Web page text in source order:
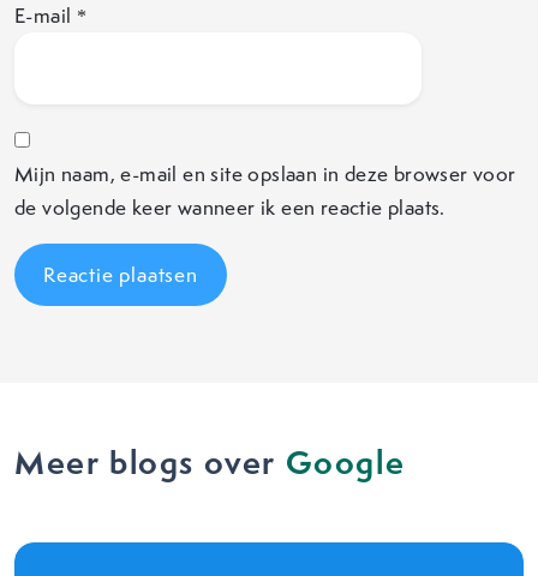
E-mail *
Mijn naam, e-mail en site opslaan in deze browser voor
de volgende keer wanneer ik een reactie plaats.
Meer blogs over Google